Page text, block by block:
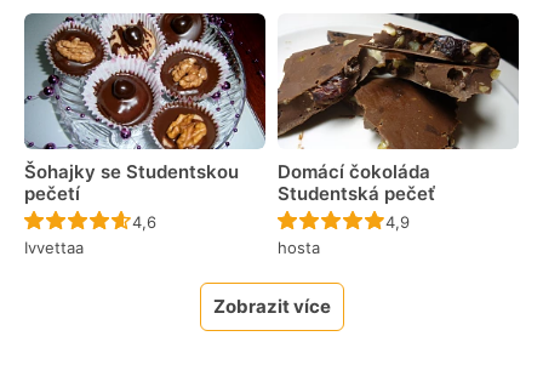
Šohajky se Studentskou
pečetí
Recept ještě nebyl hodnocen
4,6
Ivvettaa
Domácí čokoláda
Studentská pečeť
Recept ještě nebyl
4,9
hosta
Zobrazit více